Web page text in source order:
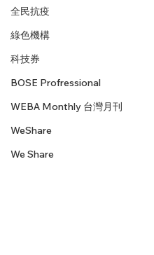
全民抗疫
綠色機構
科技券
BOSE Profressional
WEBA Monthly 台灣月刊
WeShare
We Share